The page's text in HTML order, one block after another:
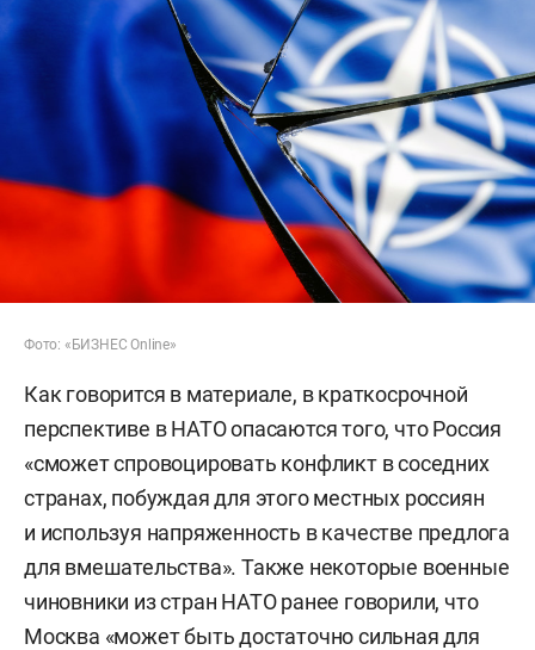
Фото: «БИЗНЕС Online»
Как говорится в материале, в краткосрочной
перспективе в НАТО опасаются того, что Россия
«сможет спровоцировать конфликт в соседних
странах, побуждая для этого местных россиян
и используя напряженность в качестве предлога
для вмешательства». Также некоторые военные
чиновники из стран НАТО ранее говорили, что
Москва «может быть достаточно сильная для